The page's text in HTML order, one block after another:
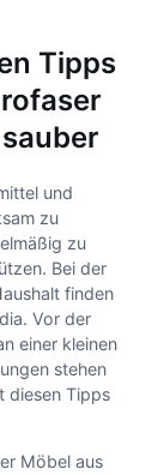
Tipps
und
zu
zu
Bei der
finden
Vor der
einer kleinen
stehen
diesen Tipps
Möbel aus